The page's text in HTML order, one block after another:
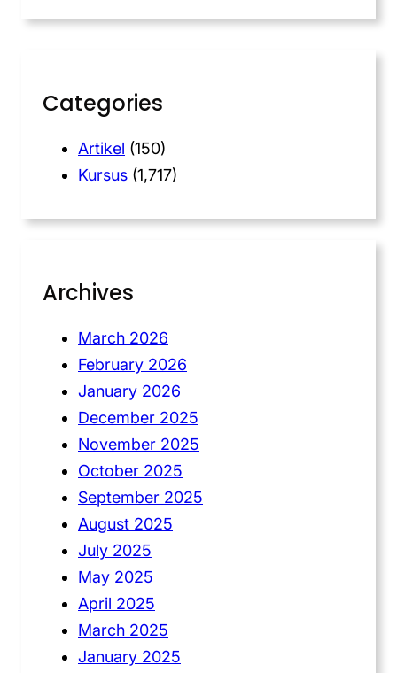
Categories
Artikel (150)
Kursus (1,717)
Archives
March 2026
February 2026
January 2026
December 2025
November 2025
October 2025
September 2025
August 2025
July 2025
May 2025
April 2025
March 2025
January 2025